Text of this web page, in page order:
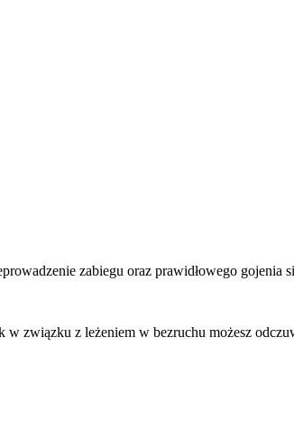
zabiegu oraz prawidłowego gojenia
z leżeniem w bezruchu możesz